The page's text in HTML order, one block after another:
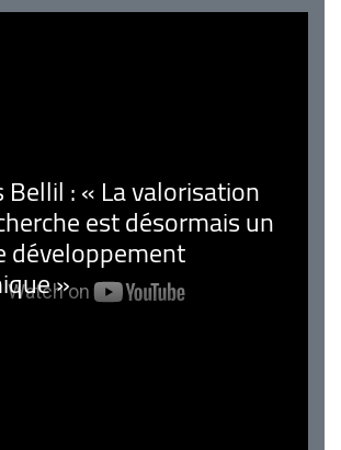
Bellil : « La valorisation
est désormais un
développement
»